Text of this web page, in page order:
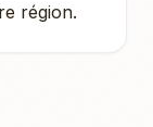
région.